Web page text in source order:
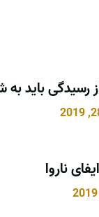
رسیدگی باید
ناروا